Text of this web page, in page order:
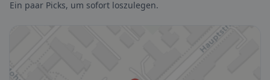
Ein paar Picks, um sofort loszulegen.